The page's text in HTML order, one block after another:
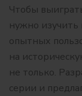
Чтобы
нужно изучить
опытных
на
не только.
серии и